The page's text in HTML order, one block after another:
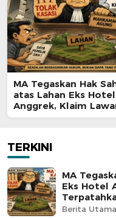
MA Tegaskan Hak
atas Lahan Eks Hotel
Anggrek, Klaim
Terpatahkan hingga
TERKINI
MA
Eks Hotel
Berita Utama